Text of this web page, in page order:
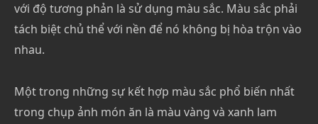
với độ tương phản là sử dụng màu sắc. Màu sắc phải
tách biệt chủ thể với nền để nó không bị hòa trộn vào
nhau.
Một trong những sự kết hợp màu sắc phổ biến nhất
trong chụp ảnh món ăn là màu vàng và xanh lam